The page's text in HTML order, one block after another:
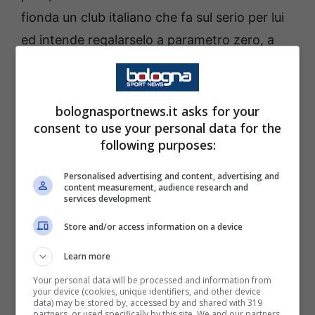
fionda un club italiano che fa sul serio per lui
ed intende regalarselo a parametro zero, a
condizioni economiche che sono
praticamente irripetibili. Andiamo a vedere le
ultime notizieche arrivano da questo punto
di vista dal momento che si tratta di un
qualcosa di significativo e di totalmente
inatteso.
Maignan in Serie A ma via dal
Milan: colpo di scena nel suo
futuro
Classe 1995, è nel momento di massima
bolognasportnews.it asks for your
consent to use your personal data for the
following purposes:
Personalised advertising and content, advertising and
content measurement, audience research and
services development
Store and/or access information on a device
Learn more
Your personal data will be processed and information from
your device (cookies, unique identifiers, and other device
data) may be stored by, accessed by and shared with 319